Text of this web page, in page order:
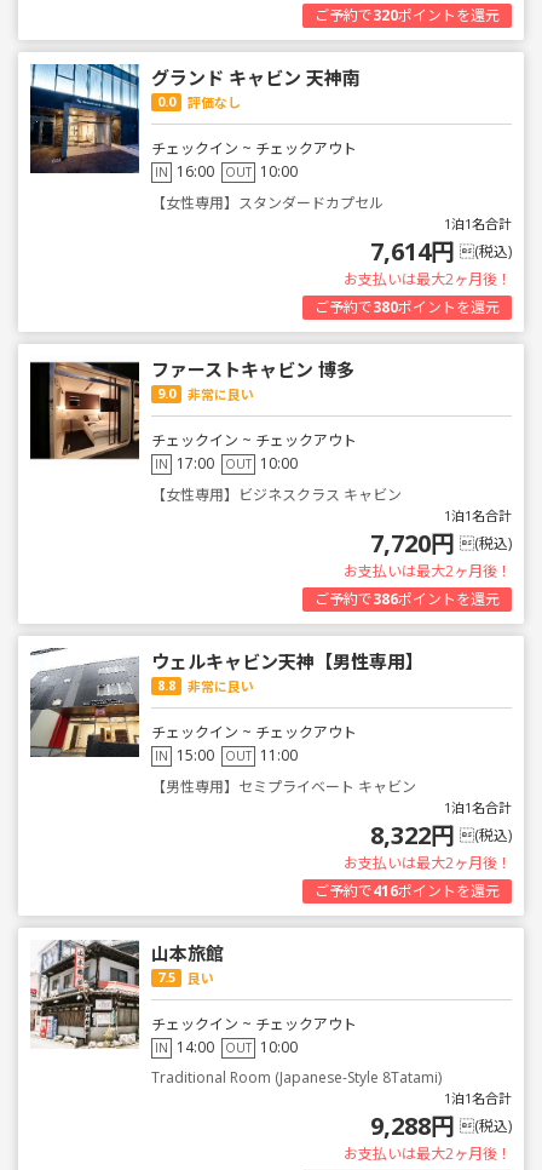
ご予約で320ポイントを還元
グランド キャビン 天神南
0.0 評価なし
チェックイン ~ チェックアウト
IN 16:00 OUT 10:00
【女性専用】スタンダードカプセル
1泊1名合計
7,614円 (税込)
お支払いは最大2ヶ月後！
ご予約で380ポイントを還元
ファーストキャビン 博多
9.0 非常に良い
チェックイン ~ チェックアウト
IN 17:00 OUT 10:00
【女性専用】ビジネスクラス キャビン
1泊1名合計
7,720円 (税込)
お支払いは最大2ヶ月後！
ご予約で386ポイントを還元
ウェルキャビン天神【男性専用】
8.8 非常に良い
チェックイン ~ チェックアウト
IN 15:00 OUT 11:00
【男性専用】セミプライベート キャビン
1泊1名合計
8,322円 (税込)
お支払いは最大2ヶ月後！
ご予約で416ポイントを還元
山本旅館
7.5 良い
チェックイン ~ チェックアウト
IN 14:00 OUT 10:00
Traditional Room (Japanese-Style 8Tatami)
1泊1名合計
9,288円 (税込)
お支払いは最大2ヶ月後！